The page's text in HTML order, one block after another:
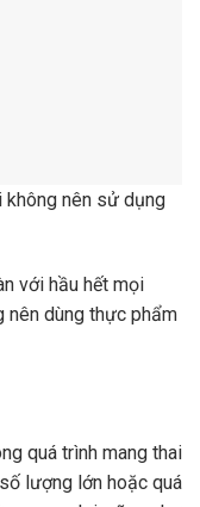
quá trình mang thai
lượng lớn hoặc quá
co lại, cũng như
phụ nữ cho con
bà mẹ không nên